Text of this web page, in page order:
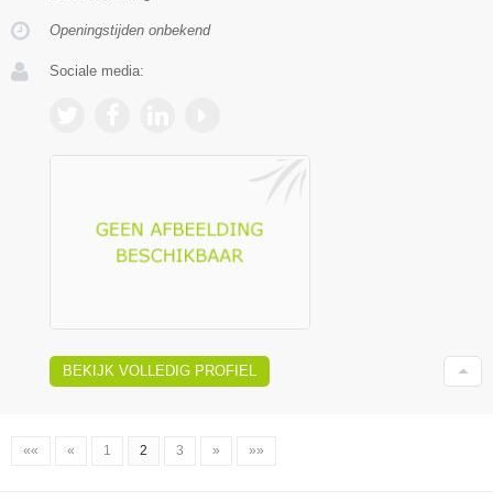
Openingstijden onbekend
Sociale media:
BEKIJK VOLLEDIG PROFIEL
«« « 1 2 3 » »»